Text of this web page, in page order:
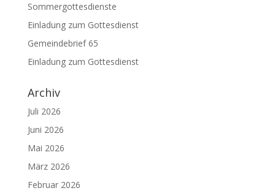
Sommergottesdienste
Einladung zum Gottesdienst
Gemeindebrief 65
Einladung zum Gottesdienst
Archiv
Juli 2026
Juni 2026
Mai 2026
März 2026
Februar 2026